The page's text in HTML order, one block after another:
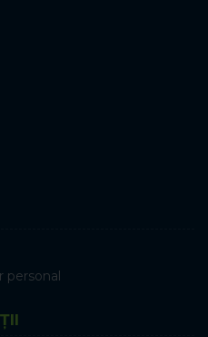
personal